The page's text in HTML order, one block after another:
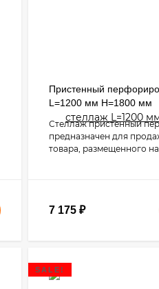
Пристенный
L=1200 мм H=1800 мм
Стеллаж пристенный
предназначен для
товара, размещенного
7 175 ₽
SALE!